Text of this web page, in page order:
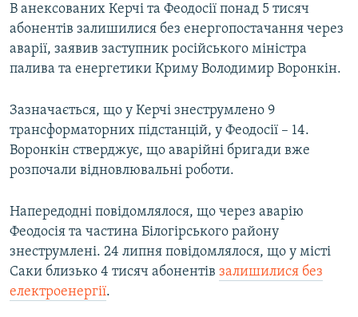
пошуку
ІНТЕРВ'Ю
СПЕЦПРОЕКТИ
ВІДЕОУРОКИ «ELIFBE»
СВІДЧЕННЯ ОКУПАЦІЇ
ІНФОГРАФІКА
Русский
Qırımtatar
ДОЛУЧАЙСЯ!
Усі сайти RFE/RL
В анексованих Керчі та Феодосії понад 5 тисяч
абонентів залишилися без енергопостачання через
аварії, заявив заступник російського міністра
палива та енергетики Криму Володимир Воронкін.
Зазначається, що у Керчі знеструмлено 9
трансформаторних підстанцій, у Феодосії – 14.
Воронкін стверджує, що аварійні бригади вже
розпочали відновлювальні роботи.
Напередодні повідомлялося, що через аварію
Феодосія та частина Білогірського району
знеструмлені. 24 липня повідомлялося, що у місті
Саки близько 4 тисяч абонентів залишилися без
електроенергії.